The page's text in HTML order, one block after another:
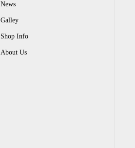
News
Galley
Shop Info
About Us